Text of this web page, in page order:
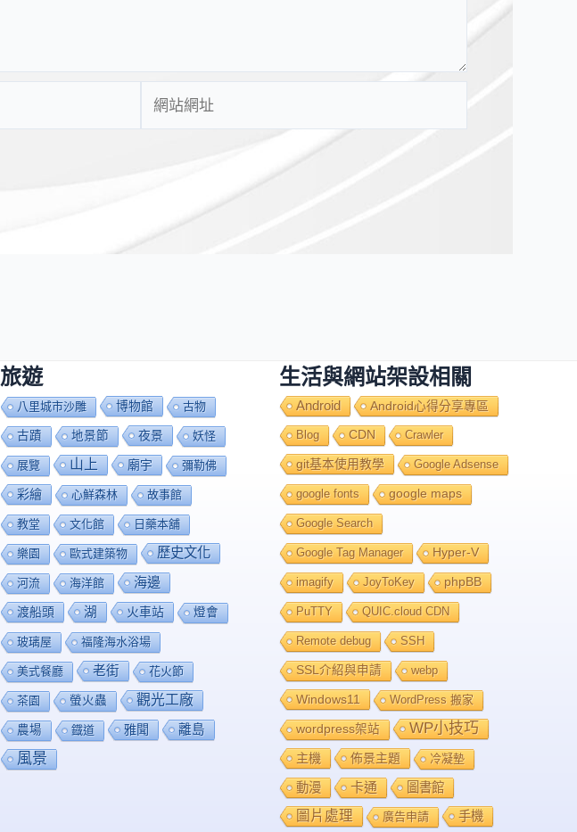
站
旅遊
八里城市沙雕 博物館 古物
古蹟 地景節 夜景 妖怪
展覽 山上 廟宇 彌勒佛
彩繪 心鮮森林 故事館
教堂 文化館 日藥本舖
樂園 歐式建築物 歷史文化
河流 海洋館 海邊
渡船頭 湖 火車站 燈會
玻璃屋 福隆海水浴場
美式餐廳 老街 花火節
茶園 螢火蟲 觀光工廠
農場 鐡道 雅聞 離島
風景
生活與網站架設相關
Android Android心得分享專區
Blog CDN Crawler
git基本使用教學 Google Adsense
google fonts google maps
Google Search
Google Tag Manager Hyper-V
imagify JoyToKey phpBB
PuTTY QUIC.cloud CDN
Remote debug SSH
SSL介紹與申請 webp
Windows11 WordPress 搬家
wordpress架站 WP小技巧
主機 佈景主題 冷凝墊
動漫 卡通 圖書館
圖片處理 廣告申請 手機